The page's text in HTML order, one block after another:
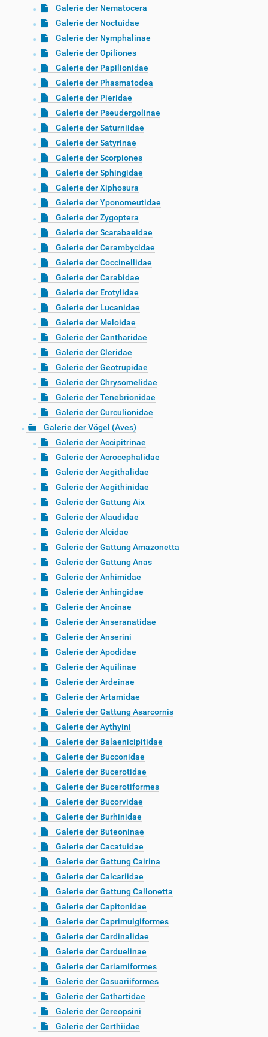
Galerie der Nematocera
Galerie der Noctuidae
Galerie der Nymphalinae
Galerie der Opiliones
Galerie der Papilionidae
Galerie der Phasmatodea
Galerie der Pieridae
Galerie der Pseudergolinae
Galerie der Saturniidae
Galerie der Satyrinae
Galerie der Scorpiones
Galerie der Sphingidae
Galerie der Xiphosura
Galerie der Yponomeutidae
Galerie der Zygoptera
Galerie der Scarabaeidae
Galerie der Cerambycidae
Galerie der Coccinellidae
Galerie der Carabidae
Galerie der Erotylidae
Galerie der Lucanidae
Galerie der Meloidae
Galerie der Cantharidae
Galerie der Cleridae
Galerie der Geotrupidae
Galerie der Chrysomelidae
Galerie der Tenebrionidae
Galerie der Curculionidae
Galerie der Vögel (Aves)
Galerie der Accipitrinae
Galerie der Acrocephalidae
Galerie der Aegithalidae
Galerie der Aegithinidae
Galerie der Gattung Aix
Galerie der Alaudidae
Galerie der Alcidae
Galerie der Gattung Amazonetta
Galerie der Gattung Anas
Galerie der Anhimidae
Galerie der Anhingidae
Galerie der Anoinae
Galerie der Anseranatidae
Galerie der Anserini
Galerie der Apodidae
Galerie der Aquilinae
Galerie der Ardeinae
Galerie der Artamidae
Galerie der Gattung Asarcornis
Galerie der Aythyini
Galerie der Balaenicipitidae
Galerie der Bucconidae
Galerie der Bucerotidae
Galerie der Bucerotiformes
Galerie der Bucorvidae
Galerie der Burhinidae
Galerie der Buteoninae
Galerie der Cacatuidae
Galerie der Gattung Cairina
Galerie der Calcariidae
Galerie der Gattung Callonetta
Galerie der Capitonidae
Galerie der Caprimulgiformes
Galerie der Cardinalidae
Galerie der Carduelinae
Galerie der Cariamiformes
Galerie der Casuariiformes
Galerie der Cathartidae
Galerie der Cereopsini
Galerie der Certhiidae